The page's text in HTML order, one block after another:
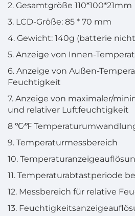
2. Gesamtgröße 110*100*21mm
3. LCD-Größe: 85 * 70 mm
4. Gewicht: 140g (batterie
5. Anzeige von Innen-
6. Anzeige von Außen-
Feuchtigkeit
7. Anzeige von maximaler/
und relativer Luftfeuchtigkeit
8 ℃⁄℉
9. Temperaturmessbereich
10.
11. Temperaturabtastperiode
12. Messbereich für relative
13.